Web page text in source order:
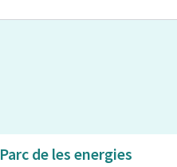
Parc de les energies